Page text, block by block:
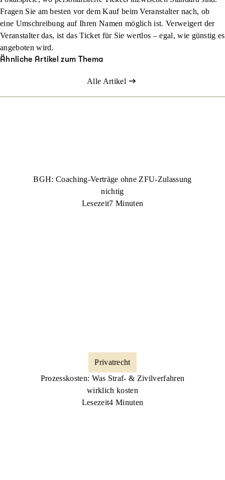
Fragen Sie am besten vor dem Kauf beim Veranstalter nach, ob
eine Umschreibung auf Ihren Namen möglich ist. Verweigert der
Veranstalter das, ist das Ticket für Sie wertlos – egal, wie günstig es
angeboten wird.
Ähnliche Artikel zum Thema
Alle Artikel
BGH: Coaching-Verträge ohne ZFU-Zulassung
nichtig
Lesezeit7 Minuten
Privatrecht
Prozesskosten: Was Straf- & Zivilverfahren
wirklich kosten
Lesezeit4 Minuten